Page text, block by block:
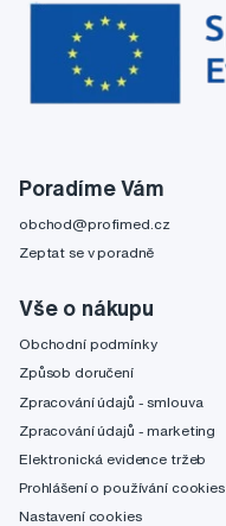
Poradíme Vám
obchod@profimed.cz
Zeptat se v poradně
Vše o nákupu
Obchodní podmínky
Způsob doručení
Zpracování údajů - smlouva
Zpracování údajů - marketing
Elektronická evidence tržeb
Prohlášení o používání cookies
Nastavení cookies